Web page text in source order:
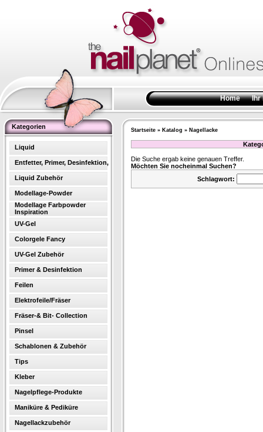
Home Ihr
Kategorien
Liquid
Entfetter, Primer, Desinfektion,
Liquid Zubehör
Modellage-Powder
Modellage Farbpowder
Inspiration
UV-Gel
Colorgele Fancy
UV-Gel Zubehör
Primer & Desinfektion
Feilen
Elektrofeile/Fräser
Fräser-& Bit- Collection
Pinsel
Schablonen & Zubehör
Tips
Kleber
Nagelpflege-Produkte
Maniküre & Pediküre
Nagellackzubehör
Startseite » Katalog » Nagellacke
Die Suche ergab keine genauen Treffer.
Möchten Sie nocheinmal Suchen?
Schlagwort: